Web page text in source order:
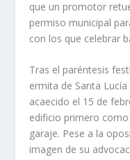
que un promotor
permiso municipal
con los que celebrar
Tras el paréntesis
ermita de Santa
acaecido el 15 de
edificio primero
garaje. Pese a la
imagen de su